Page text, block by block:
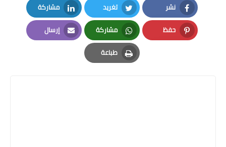
نشر
Facebook
تغريد
Twitter
مشاركة
LinkedIn
حفظ
Pinterest
مشاركة
Whatsapp
إرسال
Email
طباعة
Print